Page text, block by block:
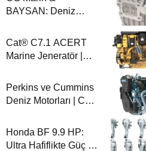
BAYSAN: Deniz
Sistemlerinde
Güvenilir Ortaklık
Cat® C7.1 ACERT
Marine Jeneratör |
Marin
Perkins ve Cummins
Deniz Motorları | CG
Güvenilir Performans
Honda BF 9.9 HP:
Ultra Hafiflikte Güç ve